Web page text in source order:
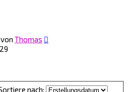
von Thomas
nach: